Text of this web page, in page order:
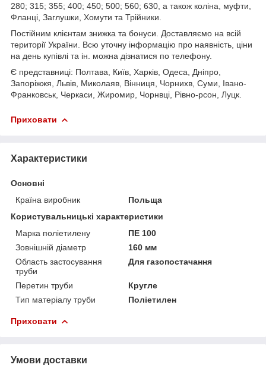
280; 315; 355; 400; 450; 500; 560; 630, а також коліна, муфти,
Фланці, Заглушки, Хомути та Трійники.
Постійним клієнтам знижка та бонуси. Доставляємо на всій
території України. Всю уточну інформацію про наявність, ціни
на день купівлі та ін. можна дізнатися по телефону.
Є представниці: Полтава, Київ, Харків, Одеса, Дніпро,
Запоріжжя, Львів, Миколаяв, Вінниця, Чорнихв, Суми, Івано-
Франковськ, Черкаси, Жиромир, Чорнвці, Рівно-рсон, Луцк.
Приховати
Характеристики
Основні
Країна виробник
Польща
Користувальницькі характеристики
Марка поліетилену
ПЕ 100
Зовнішній діаметр
160 мм
Область застосування
труби
Для газопостачання
Перетин труби
Кругле
Тип матеріалу труби
Поліетилен
Приховати
Умови доставки